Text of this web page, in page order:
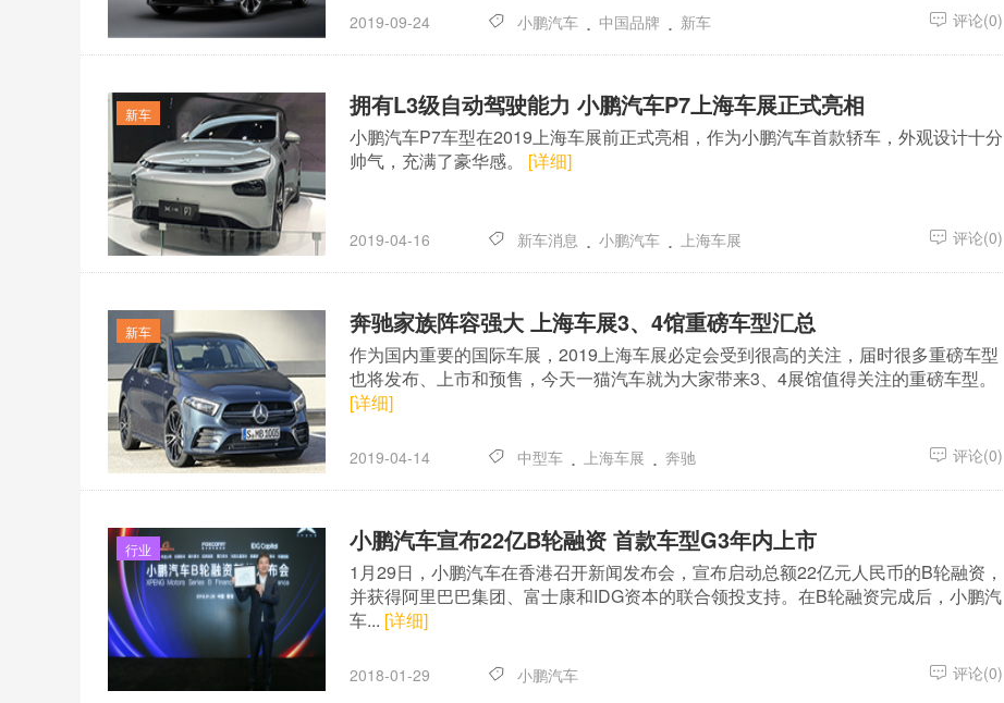
2019-09-24 小鹏汽车 . 中国品牌 . 新车 评论(0)
新车 拥有L3级自动驾驶能力 小鹏汽车P7上海车展正式亮相
小鹏汽车P7车型在2019上海车展前正式亮相，作为小鹏汽车首款轿车，外观设计十分
帅气，充满了豪华感。 [详细]
2019-04-16 新车消息 . 小鹏汽车 . 上海车展 评论(0)
新车 奔驰家族阵容强大 上海车展3、4馆重磅车型汇总
作为国内重要的国际车展，2019上海车展必定会受到很高的关注，届时很多重磅车型
也将发布、上市和预售，今天一猫汽车就为大家带来3、4展馆值得关注的重磅车型。
[详细]
2019-04-14 中型车 . 上海车展 . 奔驰 评论(0)
行业 小鹏汽车宣布22亿B轮融资 首款车型G3年内上市
1月29日，小鹏汽车在香港召开新闻发布会，宣布启动总额22亿元人民币的B轮融资，
并获得阿里巴巴集团、富士康和IDG资本的联合领投支持。在B轮融资完成后，小鹏汽
车... [详细]
2018-01-29 小鹏汽车 评论(0)